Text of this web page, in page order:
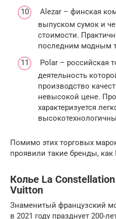
Alezar – финская
выпуском сумок и
стоимости.
последним модным
Polar – российская
деятельность
производство
невысокой цене.
характеризуется
Помимо этих торговых
проявили такие бренды, как
Колье La
Vuitton
Знаменитый французский
в 2021 году празднует 200-